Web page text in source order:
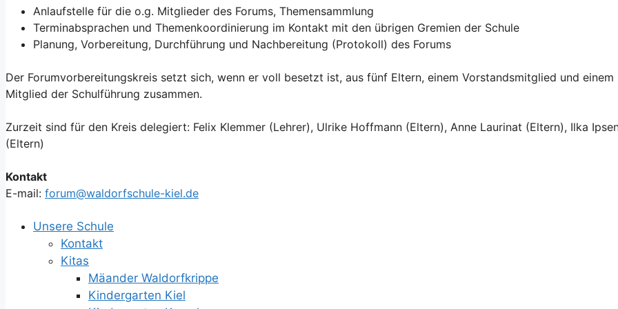
Anlaufstelle für die o.g. Mitglieder des Forums, Themensammlung
Terminabsprachen und Themenkoordinierung im Kontakt mit den übrigen Gremien der Schule
Planung, Vorbereitung, Durchführung und Nachbereitung (Protokoll) des Forums
Der Forumvorbereitungskreis setzt sich, wenn er voll besetzt ist, aus fünf Eltern, einem Vorstandsmitglied und einem
Mitglied der Schulführung zusammen.
Zurzeit sind für den Kreis delegiert: Felix Klemmer (Lehrer), Ulrike Hoffmann (Eltern), Anne Laurinat (Eltern), Ilka
(Eltern)
Kontakt
E-mail: forum@waldorfschule-kiel.de
Unsere Schule
Kontakt
Kitas
Mäander Waldorfkrippe
Kindergarten Kiel